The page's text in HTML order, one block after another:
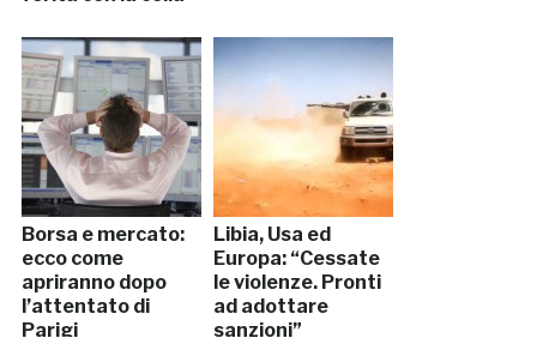
Borsa e mercato:
ecco come
apriranno dopo
l’attentato di
Parigi
Libia, Usa ed
Europa: “Cessate
le violenze. Pronti
ad adottare
sanzioni”